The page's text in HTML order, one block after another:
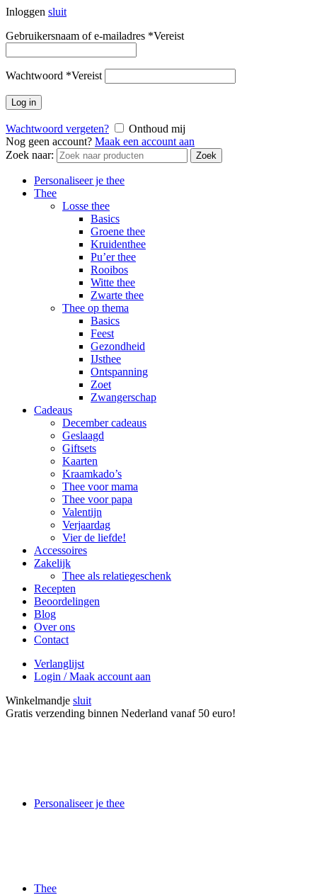
Inloggen sluit
Gebruikersnaam of e-mailadres *Vereist
Wachtwoord *Vereist
Log in
Wachtwoord vergeten?
Onthoud mij
Nog geen account? Maak een account aan
Zoek naar:
Zoek
Personaliseer je thee
Thee
Losse thee
Basics
Groene thee
Kruidenthee
Pu’er thee
Rooibos
Witte thee
Zwarte thee
Thee op thema
Basics
Feest
Gezondheid
IJsthee
Ontspanning
Zoet
Zwangerschap
Cadeaus
December cadeaus
Geslaagd
Giftsets
Kaarten
Kraamkado’s
Thee voor mama
Thee voor papa
Valentijn
Verjaardag
Vier de liefde!
Accessoires
Zakelijk
Thee als relatiegeschenk
Recepten
Beoordelingen
Blog
Over ons
Contact
Verlanglijst
Login / Maak account aan
Winkelmandje sluit
Gratis verzending binnen Nederland vanaf 50 euro!
Personaliseer je thee
Thee